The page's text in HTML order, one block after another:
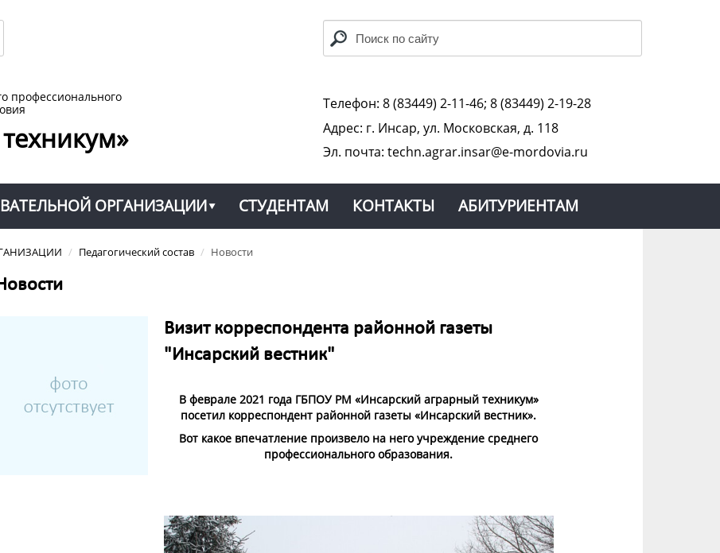
профессионального
Телефон: 8 (83449) 2-11-46; 8 (83449) 2-19-28
Адрес: г. Инсар, ул. Московская, д. 118
Эл. почта: techn.agrar.insar@e-mordovia.ru
ОРГАНИЗАЦИИ СТУДЕНТАМ КОНТАКТЫ АБИТУРИЕНТАМ
/ Педагогический состав / Новости
Визит корреспондента районной газеты
"Инсарский вестник"
В феврале 2021 года ГБПОУ РМ «Инсарский аграрный техникум»
посетил корреспондент районной газеты «Инсарский вестник».
Вот какое впечатление произвело на него учреждение среднего
профессионального образования.